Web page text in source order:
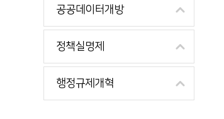
공공데이터개방
정책실명제
행정규제개혁